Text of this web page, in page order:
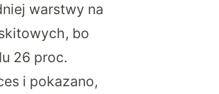
warstwy na
bo
26 proc.
i pokazano,